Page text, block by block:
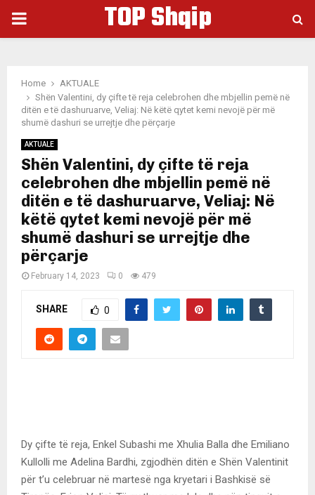
PRIMARY
TOP Shqip
Home
AKTUALE
Shën Valentini, dy çifte të reja celebrohen dhe mbjellin pemë në
ditën e të dashuruarve, Veliaj: Në këtë qytet kemi nevojë për më
shumë dashuri se urrejtje dhe përçarje
AKTUALE
Shën Valentini, dy çifte të reja
celebrohen dhe mbjellin pemë në
ditën e të dashuruarve, Veliaj: Në
këtë qytet kemi nevojë për më
shumë dashuri se urrejtje dhe
përçarje
February 14, 2023 0 479
SHARE 0
Dy çifte të reja, Enkel Subashi me Xhulia Balla dhe Emiliano
Kullolli me Adelina Bardhi, zgjodhën ditën e Shën Valentinit
për t’u celebruar në martesë nga kryetari i Bashkisë së